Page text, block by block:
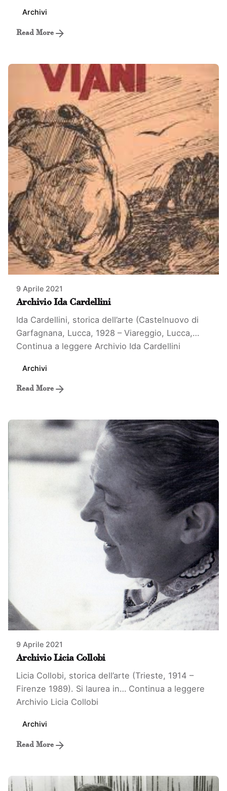
Archivi
Read More
9 Aprile 2021
Archivio Ida Cardellini
Ida Cardellini, storica dell’arte (Castelnuovo di
Garfagnana, Lucca, 1928 – Viareggio, Lucca,…
Continua a leggere Archivio Ida Cardellini
Archivi
Read More
9 Aprile 2021
Archivio Licia Collobi
Licia Collobi, storica dell’arte (Trieste, 1914 –
Firenze 1989). Si laurea in… Continua a leggere
Archivio Licia Collobi
Archivi
Read More